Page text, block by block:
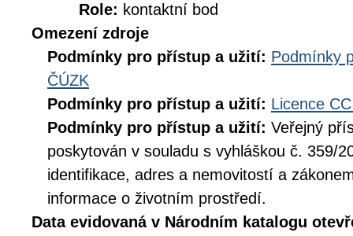
Role: kontaktní bod
Omezení zdroje
Podmínky pro přístup a užití: Podmínky
ČÚZK
Podmínky pro přístup a užití: Licence
Podmínky pro přístup a užití: Veřejný
poskytován v souladu s vyhláškou č. 359/
identifikace, adres a nemovitostí a
informace o životním prostředí.
Data evidovaná v Národním katalogu